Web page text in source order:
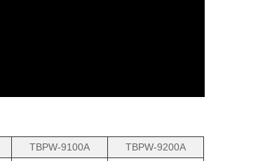
TBPW-9100A
TBPW-9200A